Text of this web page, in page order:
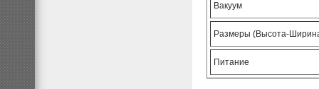
Вакуум
Размеры (Высота-
Питание